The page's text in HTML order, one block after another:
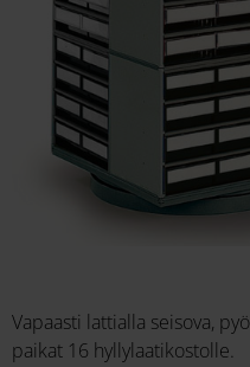
Vapaasti lattialla seisova,
paikat 16 hyllylaatikostolle.